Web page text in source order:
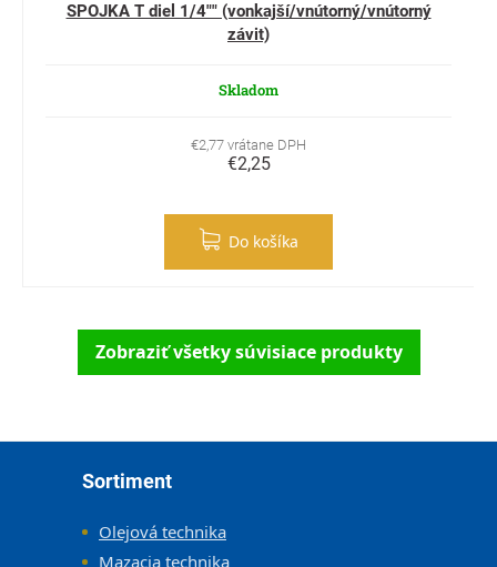
SPOJKA T diel 1/4"" (vonkajší/vnútorný/vnútorný
závit)
Skladom
€2,77 vrátane DPH
€2,25
Do košíka
Zobraziť všetky súvisiace produkty
Sortiment
Olejová technika
Mazacia technika